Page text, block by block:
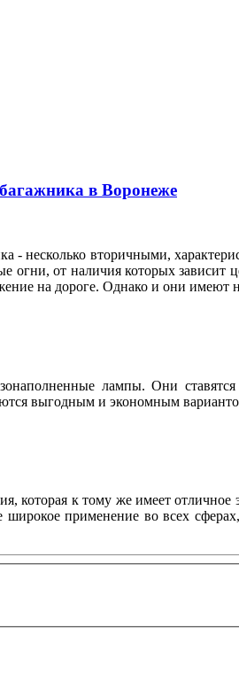
в Воронеже
несколько вторичными,
огни, от наличия которых зависит
на дороге. Однако и они имеют
лампы. Они
выгодным и экономным
к тому же имеет отличное
широкое применение во всех